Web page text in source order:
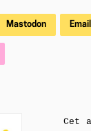
Mastodon Email
Cet